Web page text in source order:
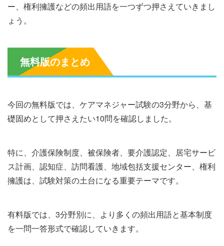
ー、権利擁護などの頻出用語を一つずつ押さえていきまし
ょう。
無料版のまとめ
今回の無料版では、ケアマネジャー試験の3分野から、基
礎固めとして押さえたい10問を確認しました。
特に、介護保険制度、被保険者、要介護認定、居宅サービ
ス計画、認知症、訪問看護、地域包括支援センター、権利
擁護は、試験対策の土台になる重要テーマです。
有料版では、3分野別に、より多くの頻出用語と基本制度
を一問一答形式で確認していきます。